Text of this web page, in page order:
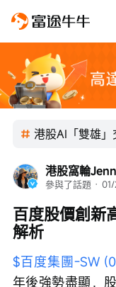
港股AI「雙雄」
港股窩輪
參與了話題 ·
百度股價創新
解析
$百度集團-SW
年後強勢盡顯，